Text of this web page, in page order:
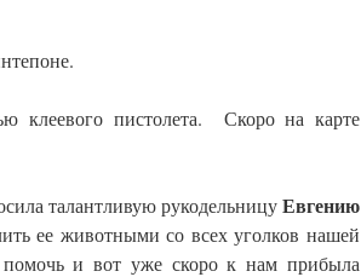
клеевого пистолета. Скоро на карте
талантливую рукодельницуЕвгению
ее животными со всех уголков нашей
помочь и вот уже скоро к нам прибыла